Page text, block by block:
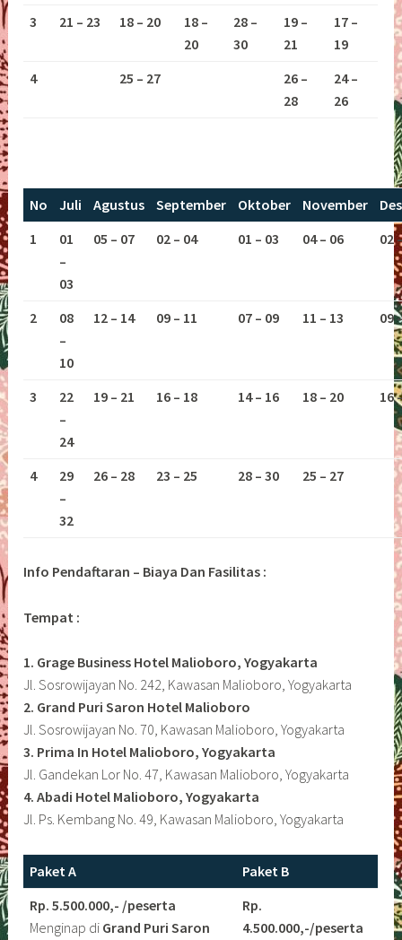
3 21 – 23 18 – 20
18 –
20
28 –
30
19 –
21
17 –
19
4
25 – 27
26 –
28
24 –
26
No Juli Agustus September Oktober November
1
01
–
03
05 – 07 02 – 04 01 – 03 04 – 06 02
2
08
–
10
12 – 14 09 – 11 07 – 09 11 – 13 09
3
22
–
24
19 – 21 16 – 18 14 – 16 18 – 20 16
4
29
–
32
26 – 28 23 – 25 28 – 30 25 – 27
Info Pendaftaran – Biaya Dan Fasilitas :
Tempat :
1. Grage Business Hotel Malioboro, Yogyakarta
Jl. Sosrowijayan No. 242, Kawasan Malioboro, Yogyakarta
2. Grand Puri Saron Hotel Malioboro
Jl. Sosrowijayan No. 70, Kawasan Malioboro, Yogyakarta
3. Prima In Hotel Malioboro, Yogyakarta
Jl. Gandekan Lor No. 47, Kawasan Malioboro, Yogyakarta
4. Abadi Hotel Malioboro, Yogyakarta
Jl. Ps. Kembang No. 49, Kawasan Malioboro, Yogyakarta
Paket A
Paket B
Rp. 5.500.000,- /peserta
Menginap di Grand Puri Saron
Rp.
4.500.000,-/peserta